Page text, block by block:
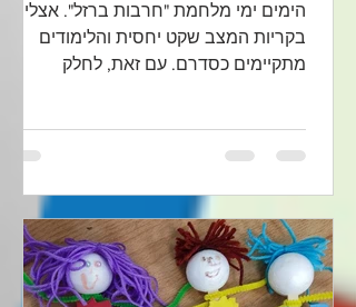
הימים ימי מלחמת "חרבות ברזל". אצלינו
בקריות המצב שקט יחסית והלימודים
מתקיימים כסדרם. עם זאת, לחלק